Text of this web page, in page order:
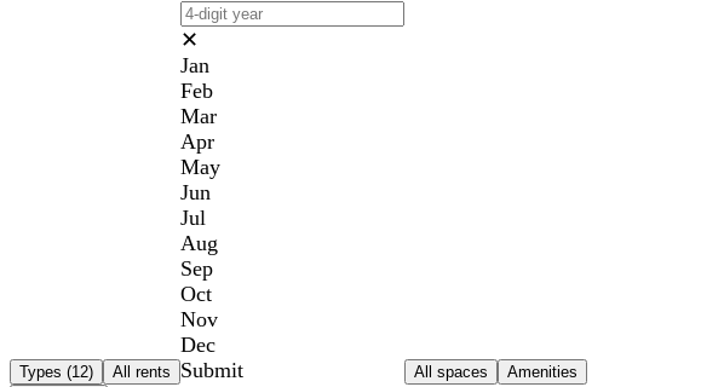
Types (12) All rents
✕
Jan
Feb
Mar
Apr
May
Jun
Jul
Aug
Sep
Oct
Nov
Dec
Submit
All spaces
Amenities